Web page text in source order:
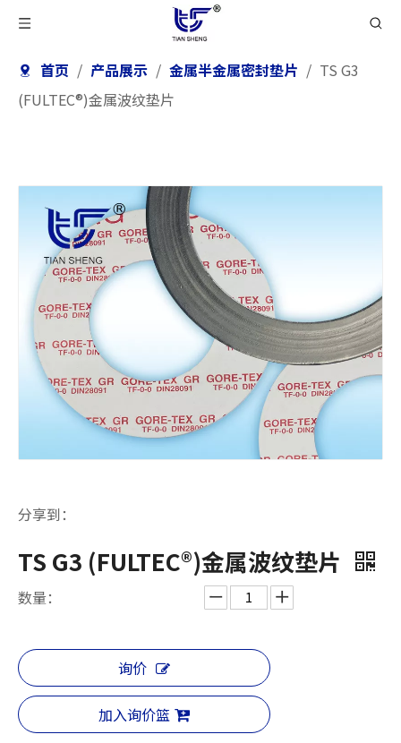
首页 / 产品展示 / 金属半金属密封垫片 / TS G3
(FULTEC®)金属波纹垫片
分享到：
TS G3 (FULTEC®)金属波纹垫片
数量：
询价
加入询价篮